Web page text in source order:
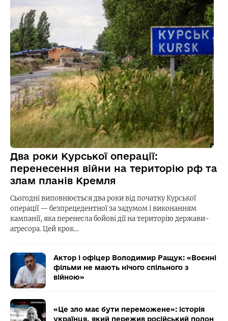
Два роки Курської операції:
перенесення війни на територію рф та
злам планів Кремля
Сьогодні виповнюється два роки від початку Курської
операції — безпрецедентної за задумом і виконанням
кампанії, яка перенесла бойові дії на територію держави-
агресора. Цей крок…
Актор і офіцер Володимир Ращук: «Воєнні
фільми не мають нічого спільного з
війною»
«Це зло має бути переможене»: історія
українця, який пережив російський полон